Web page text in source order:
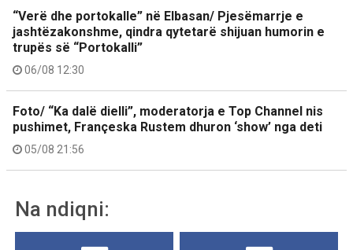
“Verë dhe portokalle” në Elbasan/ Pjesëmarrje e
jashtëzakonshme, qindra qytetarë shijuan humorin e
trupës së “Portokalli”
06/08 12:30
Foto/ “Ka dalë dielli”, moderatorja e Top Channel nis
pushimet, Françeska Rustem dhuron ‘show’ nga deti
05/08 21:56
Na ndiqni: